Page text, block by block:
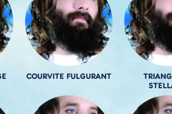
COURVITE FULGURANT